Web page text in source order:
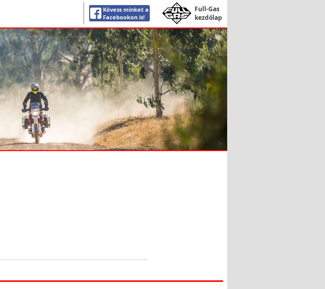
Kövess minket a
Facebookon is!
Full-Gas
kezdőlap